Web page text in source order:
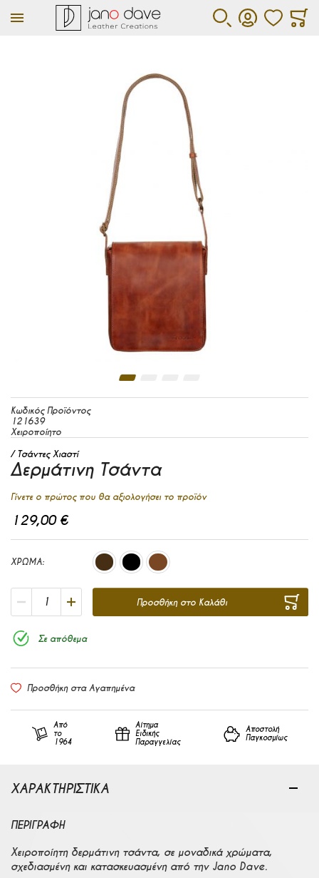
ΑΓΑΠΗΜΕΝΑ
Μετάβαση στο τέλος της συλλογής εικόνων
Μετάβαση στην αρχή της συλλογής εικόνων
Κωδικός Προϊόντος
121639
Χειροποίητο
Τσάντες Χιαστί
Δερμάτινη Τσάντα
Γίνετε ο πρώτος που θα αξιολογήσει το προϊόν
129,00 €
ΧΡΩΜΑ
Προσθήκη στο Καλάθι
Σε απόθεμα
Προσθήκη στα Αγαπημένα
Από
το
1964
Αίτημα
Ειδικής
Παραγγελίας
Αποστολή
Παγκοσμίως
ΧΑΡΑΚΤΗΡΙΣΤΙΚΑ
ΠΕΡΙΓΡΑΦΉ
Χειροποίητη δερμάτινη τσάντα, σε μοναδικά χρώματα,
σχεδιασμένη και κατασκευασμένη από την Jano Dave.